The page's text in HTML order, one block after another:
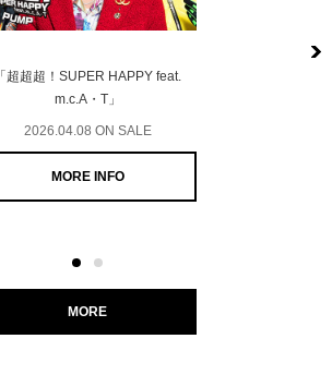
「超超超！SUPER HAPPY feat.
m.c.A・T」
2026.04.08 ON SALE
MORE INFO
MORE